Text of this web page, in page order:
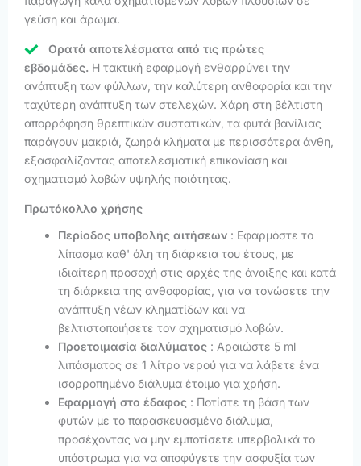
γεύση και άρωμα.
Ορατά αποτελέσματα από τις πρώτες
εβδομάδες. Η τακτική εφαρμογή ενθαρρύνει την
ανάπτυξη των φύλλων, την καλύτερη ανθοφορία και την
ταχύτερη ανάπτυξη των στελεχών. Χάρη στη βέλτιστη
απορρόφηση θρεπτικών συστατικών, τα φυτά βανίλιας
παράγουν μακριά, ζωηρά κλήματα με περισσότερα άνθη,
εξασφαλίζοντας αποτελεσματική επικονίαση και
σχηματισμό λοβών υψηλής ποιότητας.
Πρωτόκολλο χρήσης
Περίοδος υποβολής αιτήσεων : Εφαρμόστε το
λίπασμα καθ' όλη τη διάρκεια του έτους, με
ιδιαίτερη προσοχή στις αρχές της άνοιξης και κατά
τη διάρκεια της ανθοφορίας, για να τονώσετε την
ανάπτυξη νέων κληματίδων και να
βελτιστοποιήσετε τον σχηματισμό λοβών.
Προετοιμασία διαλύματος : Αραιώστε 5 ml
λιπάσματος σε 1 λίτρο νερού για να λάβετε ένα
ισορροπημένο διάλυμα έτοιμο για χρήση.
Εφαρμογή στο έδαφος : Ποτίστε τη βάση των
φυτών με το παρασκευασμένο διάλυμα,
προσέχοντας να μην εμποτίσετε υπερβολικά το
υπόστρωμα για να αποφύγετε την ασφυξία των